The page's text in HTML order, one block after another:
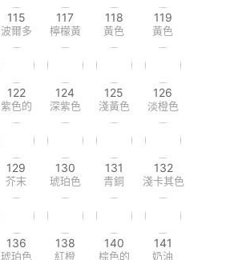
115
波爾多
117
檸檬黃
118
黃色
119
黃色
122
紫色的
124
深紫色
125
淺黃色
126
淡橙色
129
芥末
130
琥珀色
131
青銅
132
淺卡其色
136
琥珀色
138
紅橙
140
棕色的
141
奶油